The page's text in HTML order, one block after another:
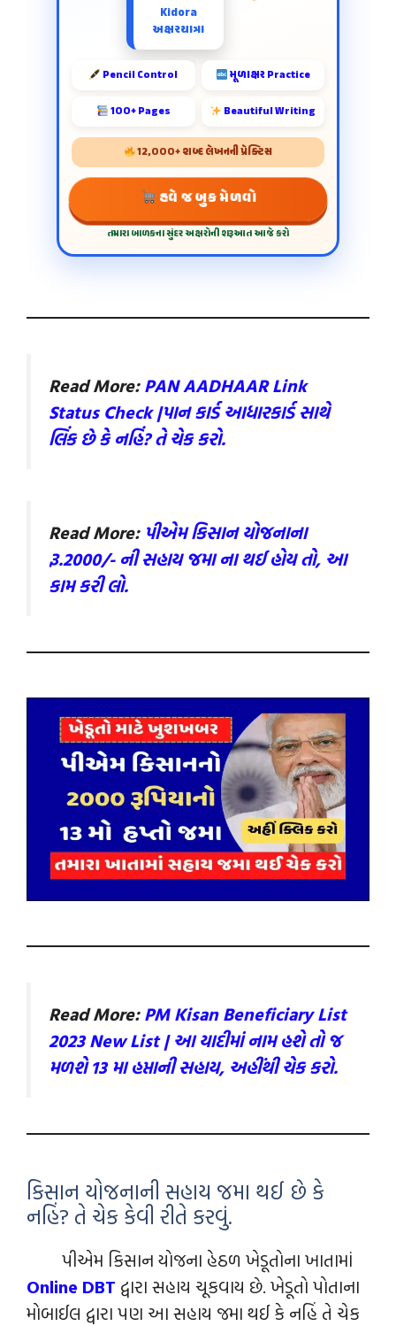
Kidora
અક્ષરયાત્રા
Pencil Control મૂળાક્ષર Practice
100+ Pages Beautiful Writing
12,000+ શબ્દ લેખનની પ્રેક્ટિસ
હવે જ બુક મેળવો
તમારા બાળકના સુંદર અક્ષરોની શરૂઆત આજે કરો
Read More:PAN AADHAAR Link
Status Check |પાન કાર્ડ આધારકાર્ડ સાથે
લિંક છે કે નહિં? તે ચેક કરો.
Read More: પીએમ કિસાન યોજનાના
રૂ.2000/- ની સહાય જમા ના થઈ હોય તો, આ
કામ કરી લો.
Read More:PM Kisan Beneficiary List
2023 New List | આ યાદીમાં નામ હશે તો જ
મળશે 13 મા હપ્તાની સહાય, અહીંથી ચેક કરો.
કિસાન યોજનાની સહાય જમા થઈ છે કે
નહિં? તે ચેક કેવી રીતે કરવું.
પીએમ કિસાન યોજના હેઠળ ખેડૂતોના ખાતામાં
Online DBT દ્વારા સહાય ચૂકવાય છે. ખેડૂતો પોતાના
મોબાઈલ દ્વારા પણ આ સહાય જમા થઈ કે નહિં તે ચેક